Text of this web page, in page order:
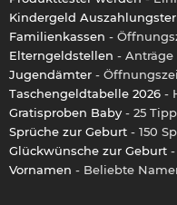
Kindergeld
Familienkassen -
Elterngeldstellen -
Jugendämter -
Taschengeldtabelle 2026 -
Gratisproben Baby - 25
Sprüche zur Geburt - 150
Glückwünsche zur Geburt
Vornamen - Beliebte